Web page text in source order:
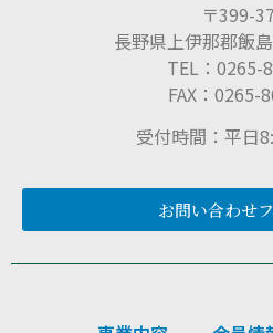
〒399-
長野県上伊那郡飯
TEL：0265-
FAX：0265-
受付時間：平日
お問い合わせ